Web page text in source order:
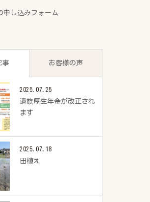
申し込みフォーム
事 お客様の声
2025.07.25
遺族厚生年金が改正され
ます
2025.07.18
田植え